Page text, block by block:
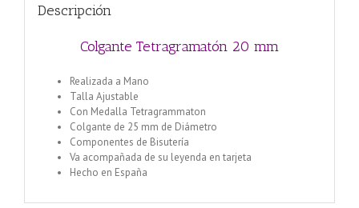
Descripción
Colgante Tetragramatón 20 mm
Realizada a Mano
Talla Ajustable
Con Medalla Tetragrammaton
Colgante de 25 mm de Diámetro
Componentes de Bisutería
Va acompañada de su leyenda en tarjeta
Hecho en España